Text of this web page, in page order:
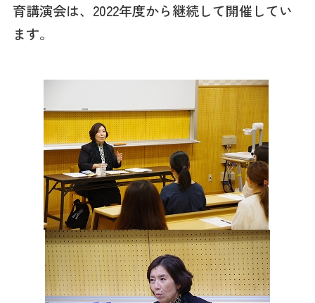
育講演会は、2022年度から継続して開催してい
ます。